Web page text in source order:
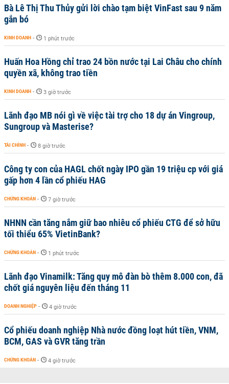
Bà Lê Thị Thu Thủy gửi lời chào tạm biệt VinFast sau 9 năm
gắn bó
KINH DOANH - 1 phút trước
Huấn Hoa Hồng chỉ trao 24 bồn nước tại Lai Châu cho chính
quyền xã, không trao tiền
KINH DOANH - 3 giờ trước
Lãnh đạo MB nói gì về việc tài trợ cho 18 dự án Vingroup,
Sungroup và Masterise?
TÀI CHÍNH - 8 giờ trước
Công ty con của HAGL chốt ngày IPO gần 19 triệu cp với giá
gấp hơn 4 lần cổ phiếu HAG
CHỨNG KHOÁN - 7 giờ trước
NHNN cần tăng nắm giữ bao nhiêu cổ phiếu CTG để sở hữu
tối thiểu 65% VietinBank?
CHỨNG KHOÁN - 1 phút trước
Lãnh đạo Vinamilk: Tăng quy mô đàn bò thêm 8.000 con, đã
chốt giá nguyên liệu đến tháng 11
DOANH NGHIỆP - 4 giờ trước
Cổ phiếu doanh nghiệp Nhà nước đồng loạt hút tiền, VNM,
BCM, GAS và GVR tăng trần
CHỨNG KHOÁN - 4 giờ trước